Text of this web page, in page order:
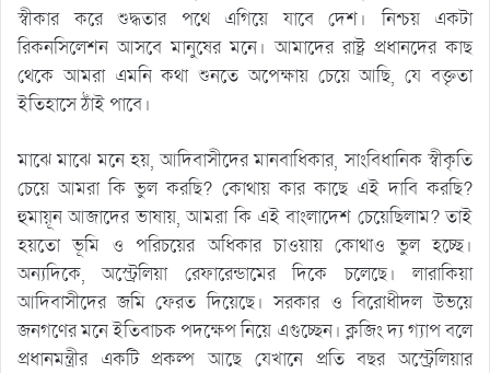
স্বীকার করে শুদ্ধতার পথে এগিয়ে যাবে দেশ। নিশ্চয় একটা
রিকনসিলেশন আসবে মানুষের মনে। আমাদের রাষ্ট্র প্রধানদের কাছ
থেকে আমরা এমনি কথা শুনতে অপেক্ষায় চেয়ে আছি, যে বক্তৃতা
ইতিহাসে ঠাঁই পাবে।
মাঝে মাঝে মনে হয়, আদিবাসীদের মানবাধিকার, সাংবিধানিক স্বীকৃতি
চেয়ে আমরা কি ভুল করছি? কোথায় কার কাছে এই দাবি করছি?
হুমায়ূন আজাদের ভাষায়, আমরা কি এই বাংলাদেশ চেয়েছিলাম? তাই
হয়তো ভূমি ও পরিচয়ের অধিকার চাওয়ায় কোথাও ভুল হচ্ছে।
অন্যদিকে, অস্ট্রেলিয়া রেফারেন্ডামের দিকে চলেছে। লারাকিয়া
আদিবাসীদের জমি ফেরত দিয়েছে। সরকার ও বিরোধীদল উভয়ে
জনগণের মনে ইতিবাচক পদক্ষেপ নিয়ে এগুচ্ছেন। ক্লজিং দ্য গ্যাপ বলে
প্রধানমন্ত্রীর একটি প্রকল্প আছে যেখানে প্রতি বছর অস্ট্রেলিয়ার